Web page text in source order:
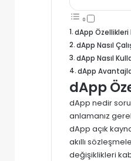
dApp Özellikleri
dApp Nasıl
dApp Nasıl
dApp
dApp
dApp nedir
anlamanız
dApp açık
akıllı
değişiklikleri